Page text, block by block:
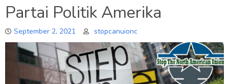
Partai Politik Amerika
September 2, 2021 stopcanuionc